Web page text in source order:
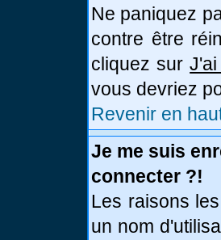
Ne paniquez
contre être
cliquez sur
vous devriez
Revenir en
Je me suis
connecter ?!
Les raisons
un nom